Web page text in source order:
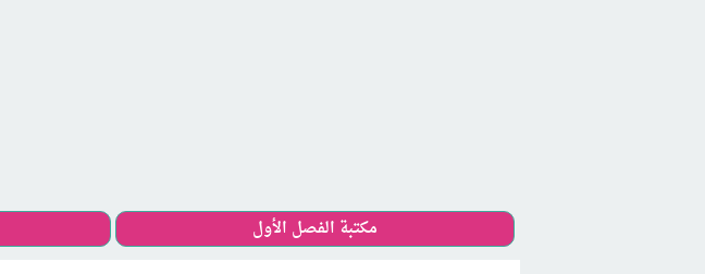
مكتبة الفصل الأول